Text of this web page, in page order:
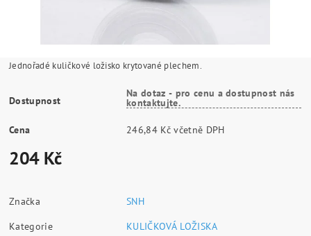
Jednořadé kuličkové ložisko krytované plechem.
Dostupnost
Na dotaz - pro cenu a dostupnost nás
kontaktujte.
Cena 246,84 Kč včetně DPH
204 Kč
Značka
SNH
Kategorie
KULIČKOVÁ LOŽISKA